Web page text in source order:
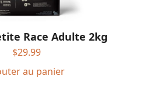
Race Adulte 2kg
$29.99
au panier